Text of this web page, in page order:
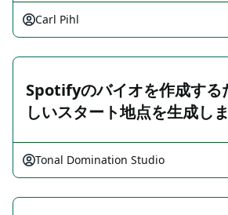
Carl Pihl
Spotifyのバイオを作成する
しいスタート地点を生成しま
Tonal Domination Studio